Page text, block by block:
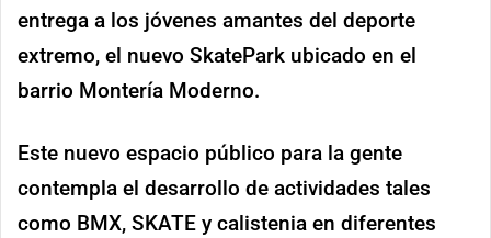
entrega a los jóvenes amantes del deporte
extremo, el nuevo SkatePark ubicado en el
barrio Montería Moderno.
Este nuevo espacio público para la gente
contempla el desarrollo de actividades tales
como BMX, SKATE y calistenia en diferentes